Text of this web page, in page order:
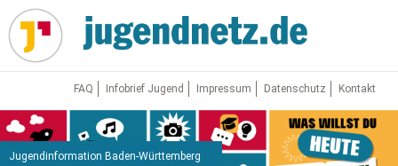
Direkt
zum
Inhalt
FAQ Infobrief Jugend Impressum Datenschutz Kontakt
Jugendinformation Baden-Württemberg